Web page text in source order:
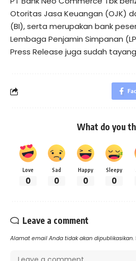
Otoritas Jasa Keuangan (OJK)
(BI), serta merupakan bank
Lembaga Penjamin Simpanan
Press Release juga sudah
What do you
Love
0
Sad
0
Happy
0
Sleepy
0
Leave a comment
Alamat email Anda tidak akan dipublikasikan.